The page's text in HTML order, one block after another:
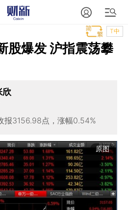
T中
股爆发 沪指震荡攀
欣
报3156.98点，涨幅0.54%
原图